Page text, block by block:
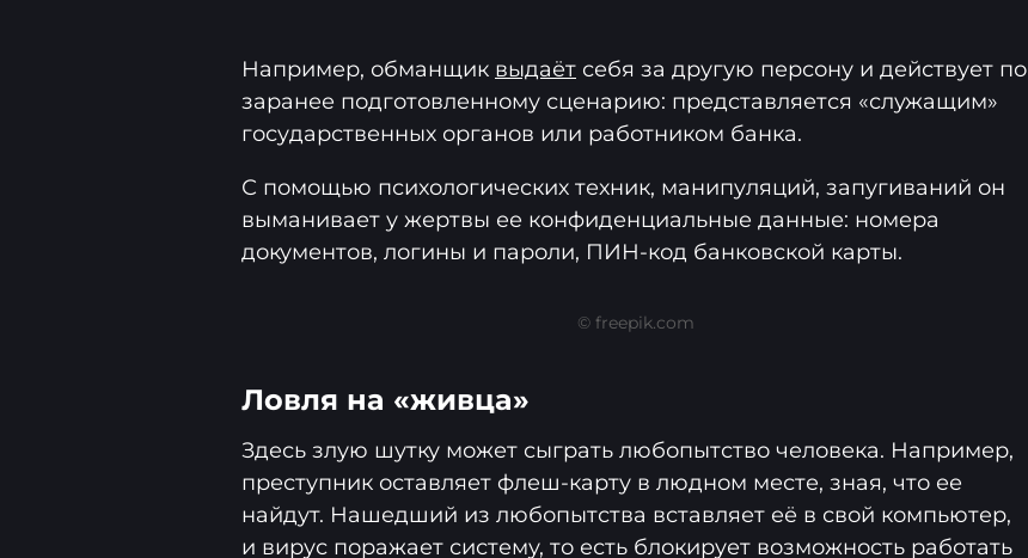
Например, обманщик выдаёт себя за другую персону и действует по
заранее подготовленному сценарию: представляется «служащим»
государственных органов или работником банка.
С помощью психологических техник, манипуляций, запугиваний он
выманивает у жертвы ее конфиденциальные данные: номера
документов, логины и пароли, ПИН-код банковской карты.
© freepik.com
Ловля на «живца»
Здесь злую шутку может сыграть любопытство человека. Например,
преступник оставляет флеш-карту в людном месте, зная, что ее
найдут. Нашедший из любопытства вставляет её в свой компьютер,
и вирус поражает систему, то есть блокирует возможность работать